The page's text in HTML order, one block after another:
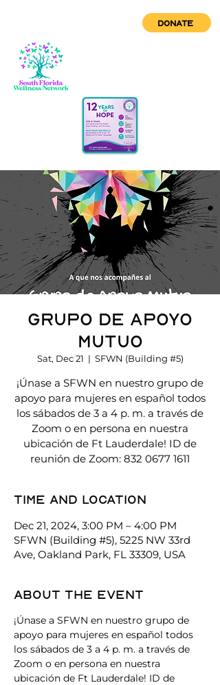
DONATE
Grupo de Apoyo
Mutuo
Sat, Dec 21
  |
SFWN (Building #5)
¡Únase a SFWN en nuestro grupo de
apoyo para mujeres en español todos
los sábados de 3 a 4 p. m. a través de
Zoom o en persona en nuestra
ubicación de Ft Lauderdale! ID de
reunión de Zoom: 832 0677 1611
Time and location
Dec 21, 2024, 3:00 PM – 4:00 PM
SFWN (Building #5), 5225 NW 33rd
Ave, Oakland Park, FL 33309, USA
About the event
¡Únase a SFWN en nuestro grupo de
apoyo para mujeres en español todos
los sábados de 3 a 4 p. m. a través de
Zoom o en persona en nuestra
ubicación de Ft Lauderdale! ID de